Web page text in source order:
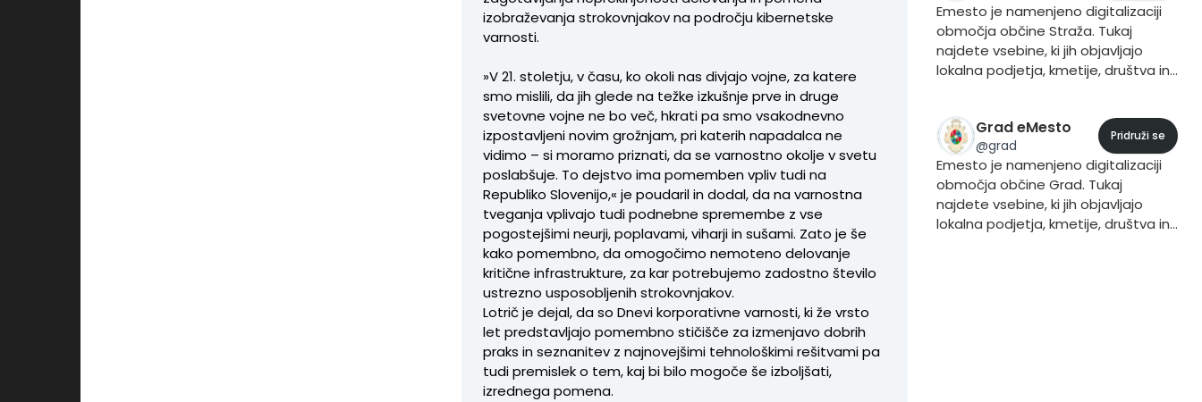
izobraževanja strokovnjakov na področju kibernetske
varnosti.
»V 21. stoletju, v času, ko okoli nas divjajo vojne, za katere
smo mislili, da jih glede na težke izkušnje prve in druge
svetovne vojne ne bo več, hkrati pa smo vsakodnevno
izpostavljeni novim grožnjam, pri katerih napadalca ne
vidimo – si moramo priznati, da se varnostno okolje v svetu
poslabšuje. To dejstvo ima pomemben vpliv tudi na
Republiko Slovenijo,« je poudaril in dodal, da na varnostna
tveganja vplivajo tudi podnebne spremembe z vse
pogostejšimi neurji, poplavami, viharji in sušami. Zato je še
kako pomembno, da omogočimo nemoteno delovanje
kritične infrastrukture, za kar potrebujemo zadostno število
ustrezno usposobljenih strokovnjakov.
Lotrič je dejal, da so Dnevi korporativne varnosti, ki že vrsto
let predstavljajo pomembno stičišče za izmenjavo dobrih
praks in seznanitev z najnovejšimi tehnološkimi rešitvami pa
tudi premislek o tem, kaj bi bilo mogoče še izboljšati,
izrednega pomena.
Emesto je namenjeno digitalizaciji
območja občine Straža. Tukaj
najdete vsebine, ki jih objavljajo
lokalna podjetja, kmetije, društva in
pri objavljanju vsebine dodate trend
#Straža.
Grad eMesto
@grad
Pridruži se
Emesto je namenjeno digitalizaciji
območja občine Grad. Tukaj
najdete vsebine, ki jih objavljajo
lokalna podjetja, kmetije, društva in